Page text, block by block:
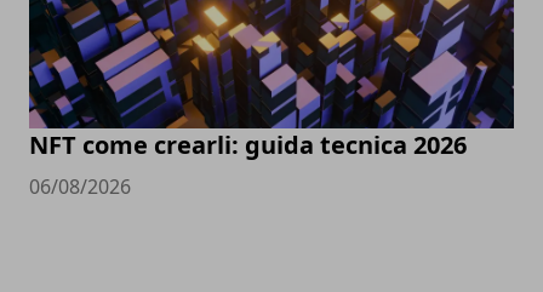
NFT come crearli: guida tecnica 2026
06/08/2026